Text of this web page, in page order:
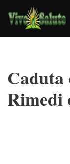
Vai
al
Caduta
Rimedi